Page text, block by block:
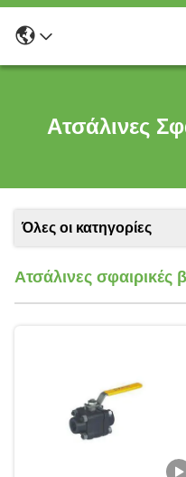
Ατσάλινες
Όλες οι κατηγορίες
Ατσάλινες σφαιρικές